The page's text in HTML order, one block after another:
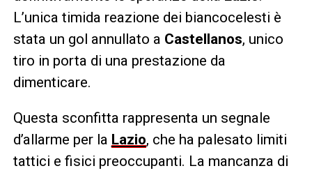
L’unica timida reazione dei biancocelesti è
stata un gol annullato a Castellanos, unico
tiro in porta di una prestazione da
dimenticare.
Questa sconfitta rappresenta un segnale
d’allarme per la Lazio, che ha palesato limiti
tattici e fisici preoccupanti. La mancanza di